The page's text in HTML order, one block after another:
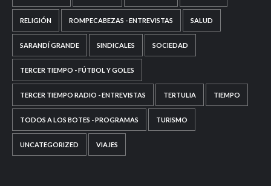
RELIGIÓN ROMPECABEZAS - ENTREVISTAS SALUD
SARANDÍ GRANDE SINDICALES SOCIEDAD
TERCER TIEMPO - FÚTBOL Y GOLES
TERCER TIEMPO RADIO - ENTREVISTAS TERTULIA TIEMPO
TODOS A LOS BOTES - PROGRAMAS TURISMO
UNCATEGORIZED VIAJES